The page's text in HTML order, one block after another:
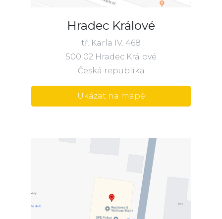
Hradec Králové
tř. Karla IV. 468
500 02 Hradec Králové
Česká republika
Ukázat na mapě